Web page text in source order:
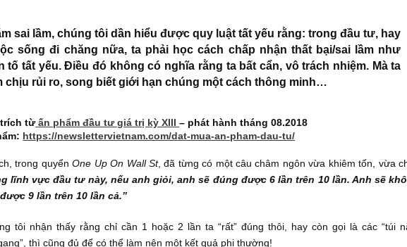
năm sai lầm, chúng tôi dần hiểu được quy luật tất yếu rằng: trong
cuộc sống đi chăng nữa, ta phải học cách chấp nhận thất bại/
tố tất yếu. Điều đó không có nghĩa rằng ta bất cẩn, vô trách
trích từấn phẩm đầu tư giá trị kỳ XIII
Lynch, trong quyểnOne Up On Wall St, đã từng có một câu châm ngôn vừa